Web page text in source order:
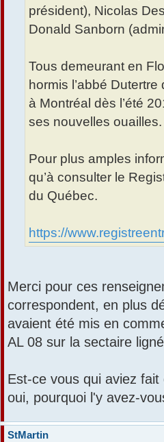
président), Nicolas
Donald Sanborn
Tous demeurant en
hormis l’abbé
à Montréal dès l’été
ses nouvelles ouailles.
Pour plus amples
qu’à consulter le
du Québec.
https://
Merci pour ces
correspondent, en plus
avaient été mis en
AL 08 sur la sectaire
Est-ce vous qui aviez
oui, pourquoi l'y avez-
StMartin